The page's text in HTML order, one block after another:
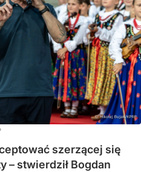
szerzącej się
– stwierdził Bogdan